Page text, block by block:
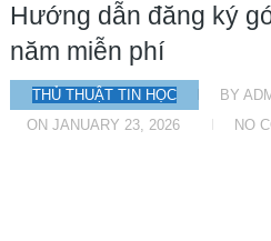
Hướng dẫn đăng ký
năm miễn phí
THỦ THUẬT TIN HỌC BY
ON JANUARY 23, 2026 NO